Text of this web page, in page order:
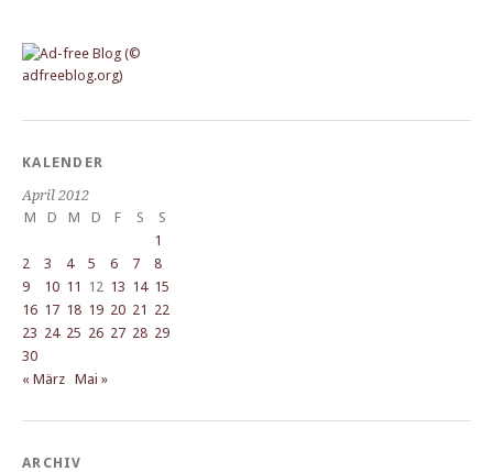
KALENDER
April 2012
M
D M D F S
S
1
2
3 4 5 6 7
8
9
10 11 12 13 14 15
16 17 18 19 20 21 22
23 24 25 26 27 28 29
30
« März Mai »
ARCHIV